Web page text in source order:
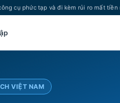
cụ phức tạp và đi kèm rủi ro mất
VIỆT NAM